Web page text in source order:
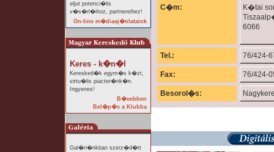
eljut potenci�lis
v�s�rl�ihoz, partnereihez!
On-line m�diaaj�nlataink
Keres - k�n�l
Keresked�k egym�s k�zt,
virtu�lis piacter�nk�n.
Ingyenes!
B�vebben
Bel�p�s a Klubba
Gal�ri�nkban szerz�d�tt
C�m:
K�tai
6066
Tel.: 76/424-
Fax: 76/424-
Besorol�s: